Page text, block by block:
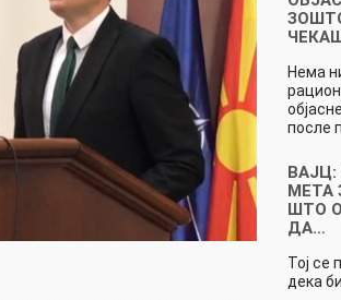
Нема
после
ВАЈЦ:
МЕТА
ШТО
ДА…
Тој се
дека